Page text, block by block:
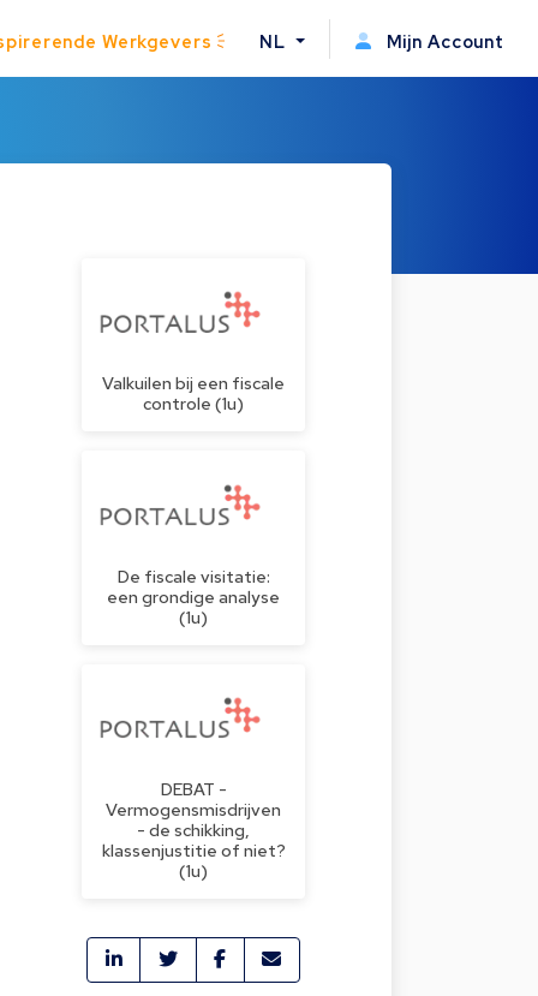
Werkgevers NL Mijn Account
Valkuilen bij een fiscale
controle (1u)
De fiscale visitatie:
een grondige analyse
(1u)
DEBAT -
Vermogensmisdrijven
- de schikking,
klassenjustitie of niet?
(1u)